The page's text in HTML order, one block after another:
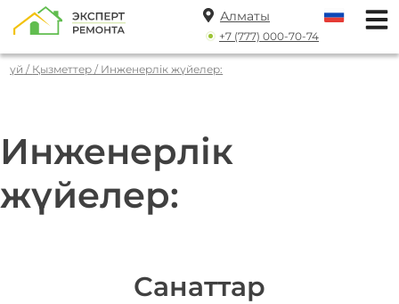
Алматы
+7 (777) 000-70-74
үй / Қызметтер / Инженерлік жүйелер:
Инженерлік
жүйелер:
Санаттар